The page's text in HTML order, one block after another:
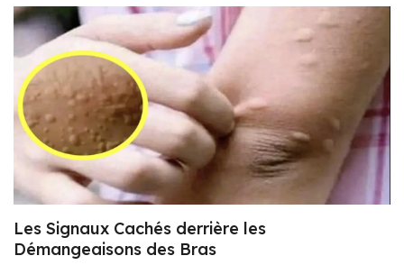
Les Signaux Cachés derrière les
Démangeaisons des Bras